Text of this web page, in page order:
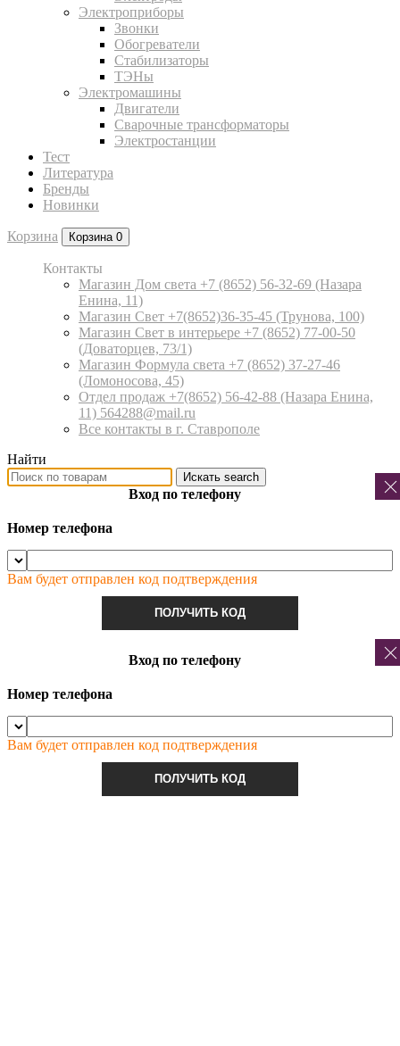
Электроприборы
Звонки
Обогреватели
Стабилизаторы
ТЭНы
Электромашины
Двигатели
Сварочные трансформаторы
Электростанции
Тест
Литература
Бренды
Новинки
Корзина Корзина 0
Контакты
Магазин Дом света +7 (8652) 56-32-69 (Назара
Енина, 11)
Магазин Свет +7(8652)36-35-45 (Трунова, 100)
Магазин Свет в интерьере +7 (8652) 77-00-50
(Доваторцев, 73/1)
Магазин Формула света +7 (8652) 37-27-46
(Ломоносова, 45)
Отдел продаж +7(8652) 56-42-88 (Назара Енина,
11) 564288@mail.ru
Все контакты в г. Ставрополе
Найти
Искать search
Вход по телефону
Номер телефона
Вам будет отправлен код подтверждения
ПОЛУЧИТЬ КОД
Вход по телефону
Номер телефона
Вам будет отправлен код подтверждения
ПОЛУЧИТЬ КОД